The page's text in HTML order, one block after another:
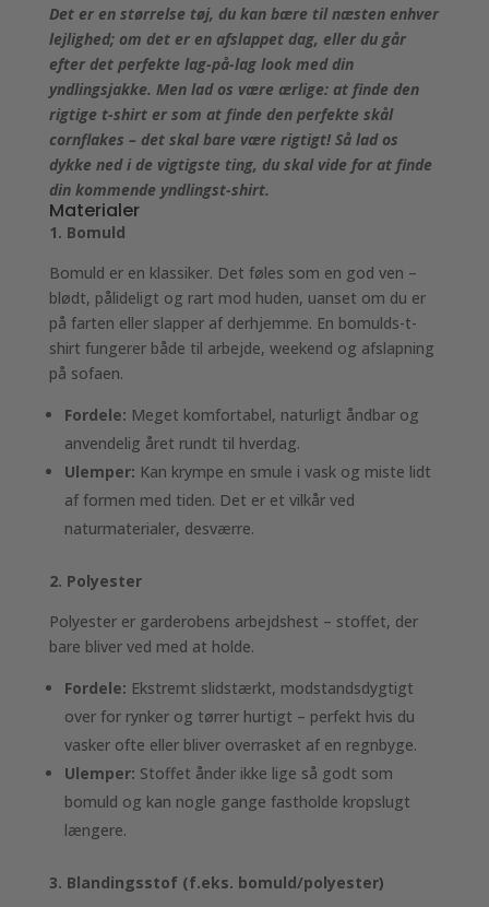
Det er en størrelse tøj, du kan bære til næsten enhver
lejlighed; om det er en afslappet dag, eller du går
efter det perfekte lag-på-lag look med din
yndlingsjakke. Men lad os være ærlige: at finde den
rigtige t-shirt er som at finde den perfekte skål
cornflakes – det skal bare være rigtigt! Så lad os
dykke ned i de vigtigste ting, du skal vide for at finde
din kommende yndlingst-shirt.
Materialer
1. Bomuld
Bomuld er en klassiker. Det føles som en god ven –
blødt, pålideligt og rart mod huden, uanset om du er
på farten eller slapper af derhjemme. En bomulds-t-
shirt fungerer både til arbejde, weekend og afslapning
på sofaen.
Fordele: Meget komfortabel, naturligt åndbar og
anvendelig året rundt til hverdag.
Ulemper: Kan krympe en smule i vask og miste lidt
af formen med tiden. Det er et vilkår ved
naturmaterialer, desværre.
2. Polyester
Polyester er garderobens arbejdshest – stoffet, der
bare bliver ved med at holde.
Fordele: Ekstremt slidstærkt, modstandsdygtigt
over for rynker og tørrer hurtigt – perfekt hvis du
vasker ofte eller bliver overrasket af en regnbyge.
Ulemper: Stoffet ånder ikke lige så godt som
bomuld og kan nogle gange fastholde kropslugt
længere.
3. Blandingsstof (f.eks. bomuld/polyester)